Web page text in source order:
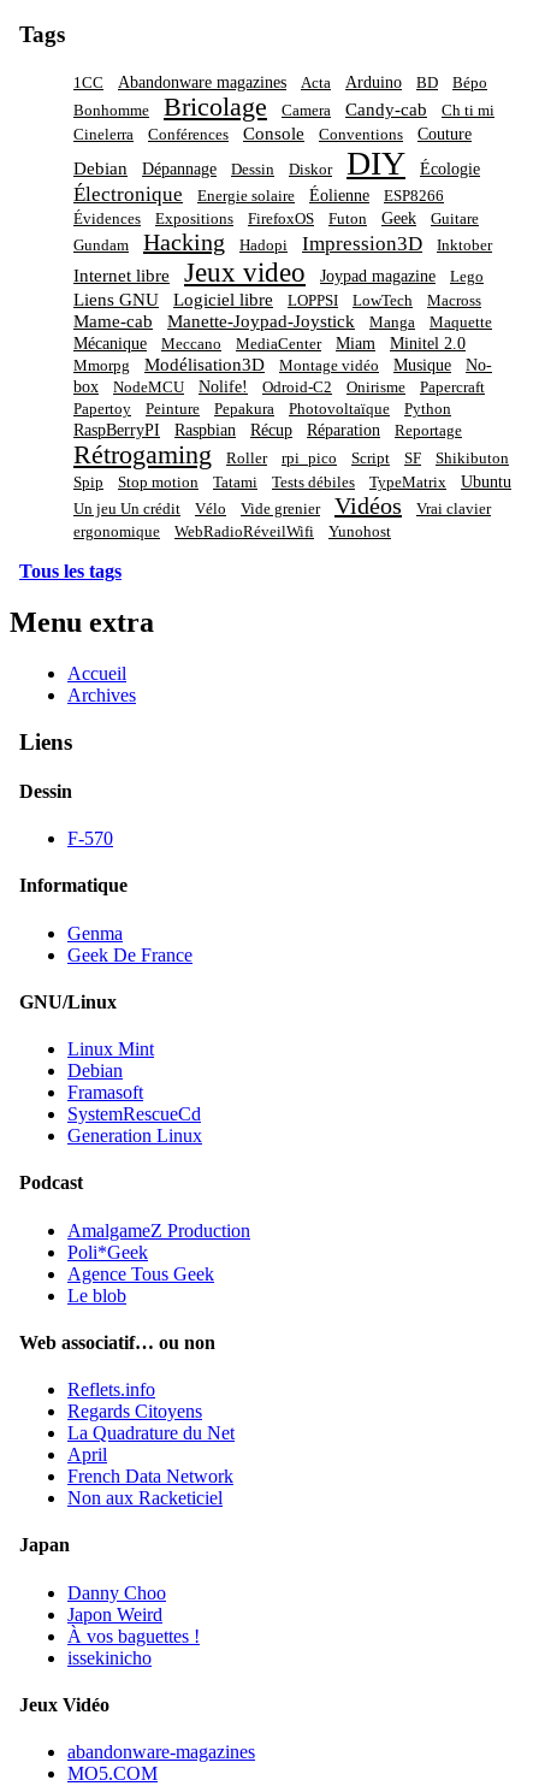
Tags
1CC Abandonware magazines Acta Arduino BD
Bépo
Bonhomme
Bricolage Camera Candy-cab
Ch ti mi
Cinelerra
Conférences Console Conventions Couture
Debian Dépannage Dessin Diskor DIY Écologie
Électronique Energie solaire Éolienne
ESP8266
Évidences
Expositions FirefoxOS Futon Geek
Guitare
Gundam
Hacking Hadopi Impression3D Inktober
Internet libre Jeux video Joypad magazine Lego
Liens GNU Logiciel libre LOPPSI LowTech Macross
Mame-cab Manette-Joypad-Joystick Manga Maquette
Mécanique Meccano MediaCenter Miam Minitel 2.0
Mmorpg Modélisation3D Montage vidéo Musique
No-
box
NodeMCU Nolife! Odroid-C2 Onirisme
Papercraft
Papertoy
Peinture Pepakura Photovoltaïque Python
RaspBerryPI Raspbian Récup Réparation Reportage
Rétrogaming Roller rpi_pico Script SF
Shikibuton
Spip
Stop motion Tatami Tests débiles TypeMatrix Ubuntu
Un jeu Un crédit Vélo Vide grenier Vidéos
Vrai clavier
ergonomique
WebRadioRéveilWifi Yunohost
Tous les tags
Menu extra
Accueil
Archives
Liens
Dessin
F-570
Informatique
Genma
Geek De France
GNU/Linux
Linux Mint
Debian
Framasoft
SystemRescueCd
Generation Linux
Podcast
AmalgameZ Production
Poli*Geek
Agence Tous Geek
Le blob
Web associatif… ou non
Reflets.info
Regards Citoyens
La Quadrature du Net
April
French Data Network
Non aux Racketiciel
Japan
Danny Choo
Japon Weird
À vos baguettes !
issekinicho
Jeux Vidéo
abandonware-magazines
MO5.COM